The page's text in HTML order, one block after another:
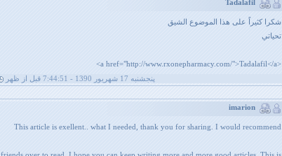
شكرا كثيراً على هذا الموضوع الشيق
تحياتي
<a href="http://www.rxonepharmacy.com/">Tadalafil</a>
پنجشنبه 17 شهریور 1390 - 7:44:51 قبل از ظهر
This article is exellent.. what I needed, thank you for sharing. I would recommend